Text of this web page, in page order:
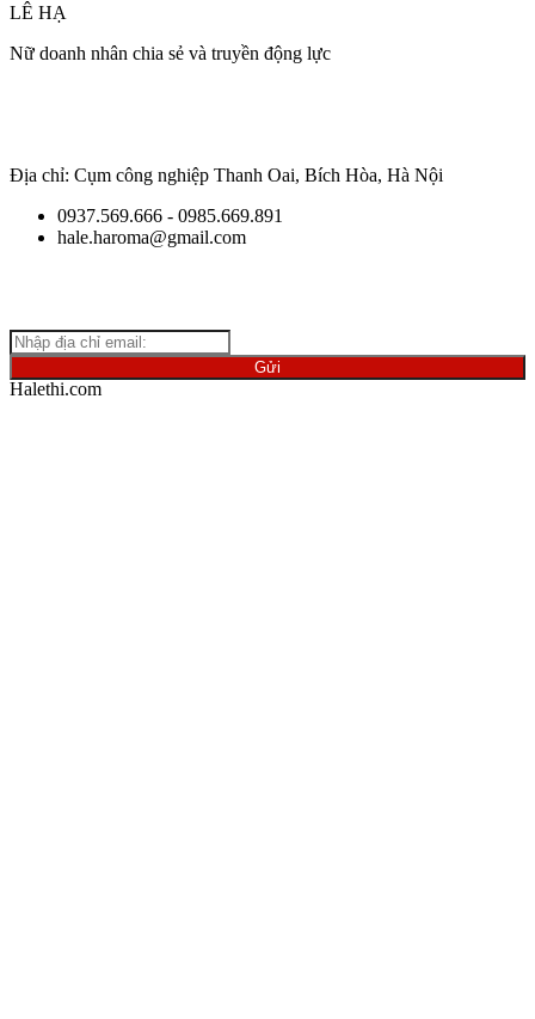
LÊ HẠ
Nữ doanh nhân chia sẻ và truyền động lực
Địa chỉ: Cụm công nghiệp Thanh Oai, Bích Hòa, Hà Nội
0937.569.666 - 0985.669.891
hale.haroma@gmail.com
Halethi.com